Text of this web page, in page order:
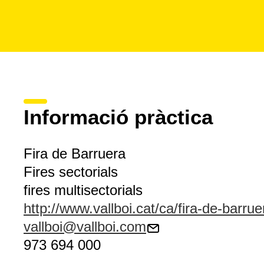
Informació pràctica
Fira de Barruera
Fires sectorials
fires multisectorials
http://www.vallboi.cat/ca/fira-de-
vallboi@vallboi.com
973 694 000